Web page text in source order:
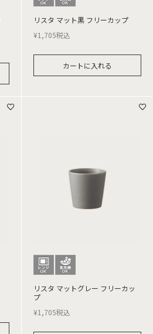
リスタ マット黒 フリーカップ
¥1,705税込
カートに入れる
リスタ マットグレー フリーカッ
プ
¥1,705税込